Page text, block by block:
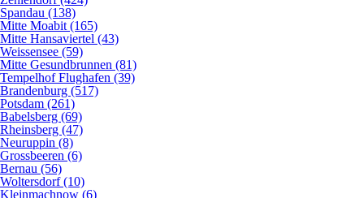
Spandau (138)
Mitte Moabit (165)
Mitte Hansaviertel (43)
Weissensee (59)
Mitte Gesundbrunnen (81)
Tempelhof Flughafen (39)
Brandenburg (517)
Potsdam (261)
Babelsberg (69)
Rheinsberg (47)
Neuruppin (8)
Grossbeeren (6)
Bernau (56)
Woltersdorf (10)
Kleinmachnow (6)